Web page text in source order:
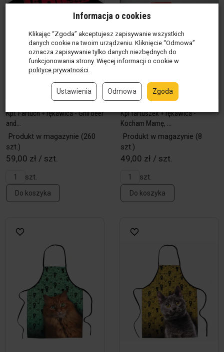
Kpl. Fartuch + rękawica - Grill beer
and...
Produkt w magazynie (260
szt.)
59,00 zł / szt.
szt.
Do koszyka
Kpl fartuszek + rękawica -
Kocham Mamę, ...
Produkt w magazynie (8
szt.)
49,00 zł / szt.
szt.
Do koszyka
Informacja o cookies
Klikając “Zgoda” akceptujesz zapisywanie wszystkich
danych cookie na twoim urządzeniu. Kliknięcie “Odmowa”
oznacza zapisywanie tylko danych niezbędnych do
funkcjonowania strony. Więcej informacji o cookie w
polityce prywatności
Ustawienia Odmowa Zgoda